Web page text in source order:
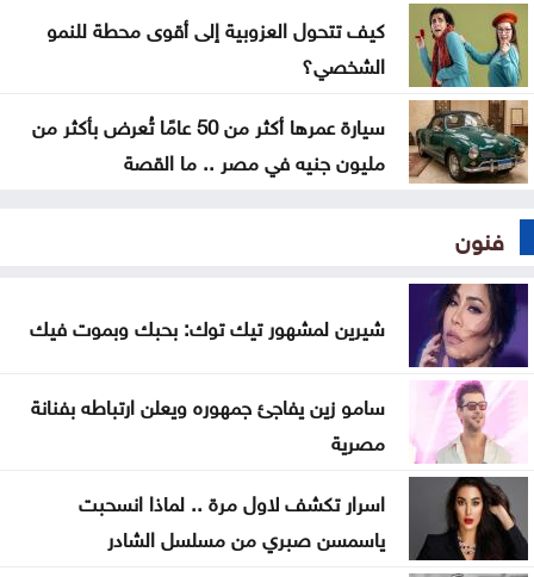
كيف تتحول العزوبية إلى أقوى محطة للنمو
الشخصي؟
سيارة عمرها أكثر من 50 عامًا تُعرض بأكثر من
مليون جنيه في مصر .. ما القصة
فنون
شيرين لمشهور تيك توك: بحبك وبموت فيك
سامو زين يفاجئ جمهوره ويعلن ارتباطه بفنانة
مصرية
اسرار تكشف لاول مرة .. لماذا انسحبت
ياسمسن صبري من مسلسل الشادر